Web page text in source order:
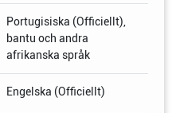
Portugisiska (Officiellt),
bantu och andra
afrikanska språk
Engelska (Officiellt)